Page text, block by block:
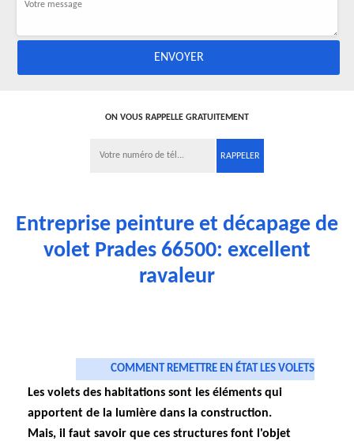
ON VOUS RAPPELLE GRATUITEMENT
Entreprise peinture et décapage de
volet Prades 66500: excellent
ravaleur
COMMENT REMETTRE EN ÉTAT LES VOLETS
Les volets des habitations sont les éléments qui
apportent de la lumière dans la construction.
Mais, il faut savoir que ces structures font l'objet